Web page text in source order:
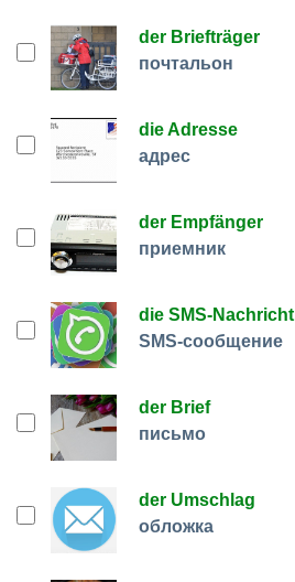
der Briefträger
почтальон
die Adresse
адрес
der Empfänger
приемник
die SMS-Nachricht
SMS-сообщение
der Brief
письмо
der Umschlag
обложка